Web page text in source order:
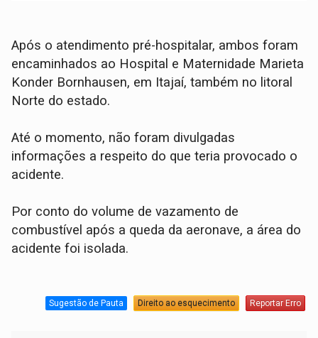
Após o atendimento pré-hospitalar, ambos foram
encaminhados ao Hospital e Maternidade Marieta
Konder Bornhausen, em Itajaí, também no litoral
Norte do estado.
Até o momento, não foram divulgadas
informações a respeito do que teria provocado o
acidente.
Por conto do volume de vazamento de
combustível após a queda da aeronave, a área do
acidente foi isolada.
Sugestão de Pauta Direito ao esquecimento Reportar Erro